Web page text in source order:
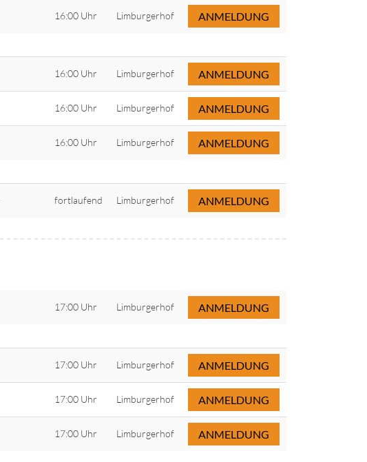
16:00 Uhr Limburgerhof ANMELDUNG
16:00 Uhr Limburgerhof ANMELDUNG
16:00 Uhr Limburgerhof ANMELDUNG
16:00 Uhr Limburgerhof ANMELDUNG
fortlaufend Limburgerhof ANMELDUNG
17:00 Uhr Limburgerhof ANMELDUNG
17:00 Uhr Limburgerhof ANMELDUNG
17:00 Uhr Limburgerhof ANMELDUNG
17:00 Uhr Limburgerhof ANMELDUNG